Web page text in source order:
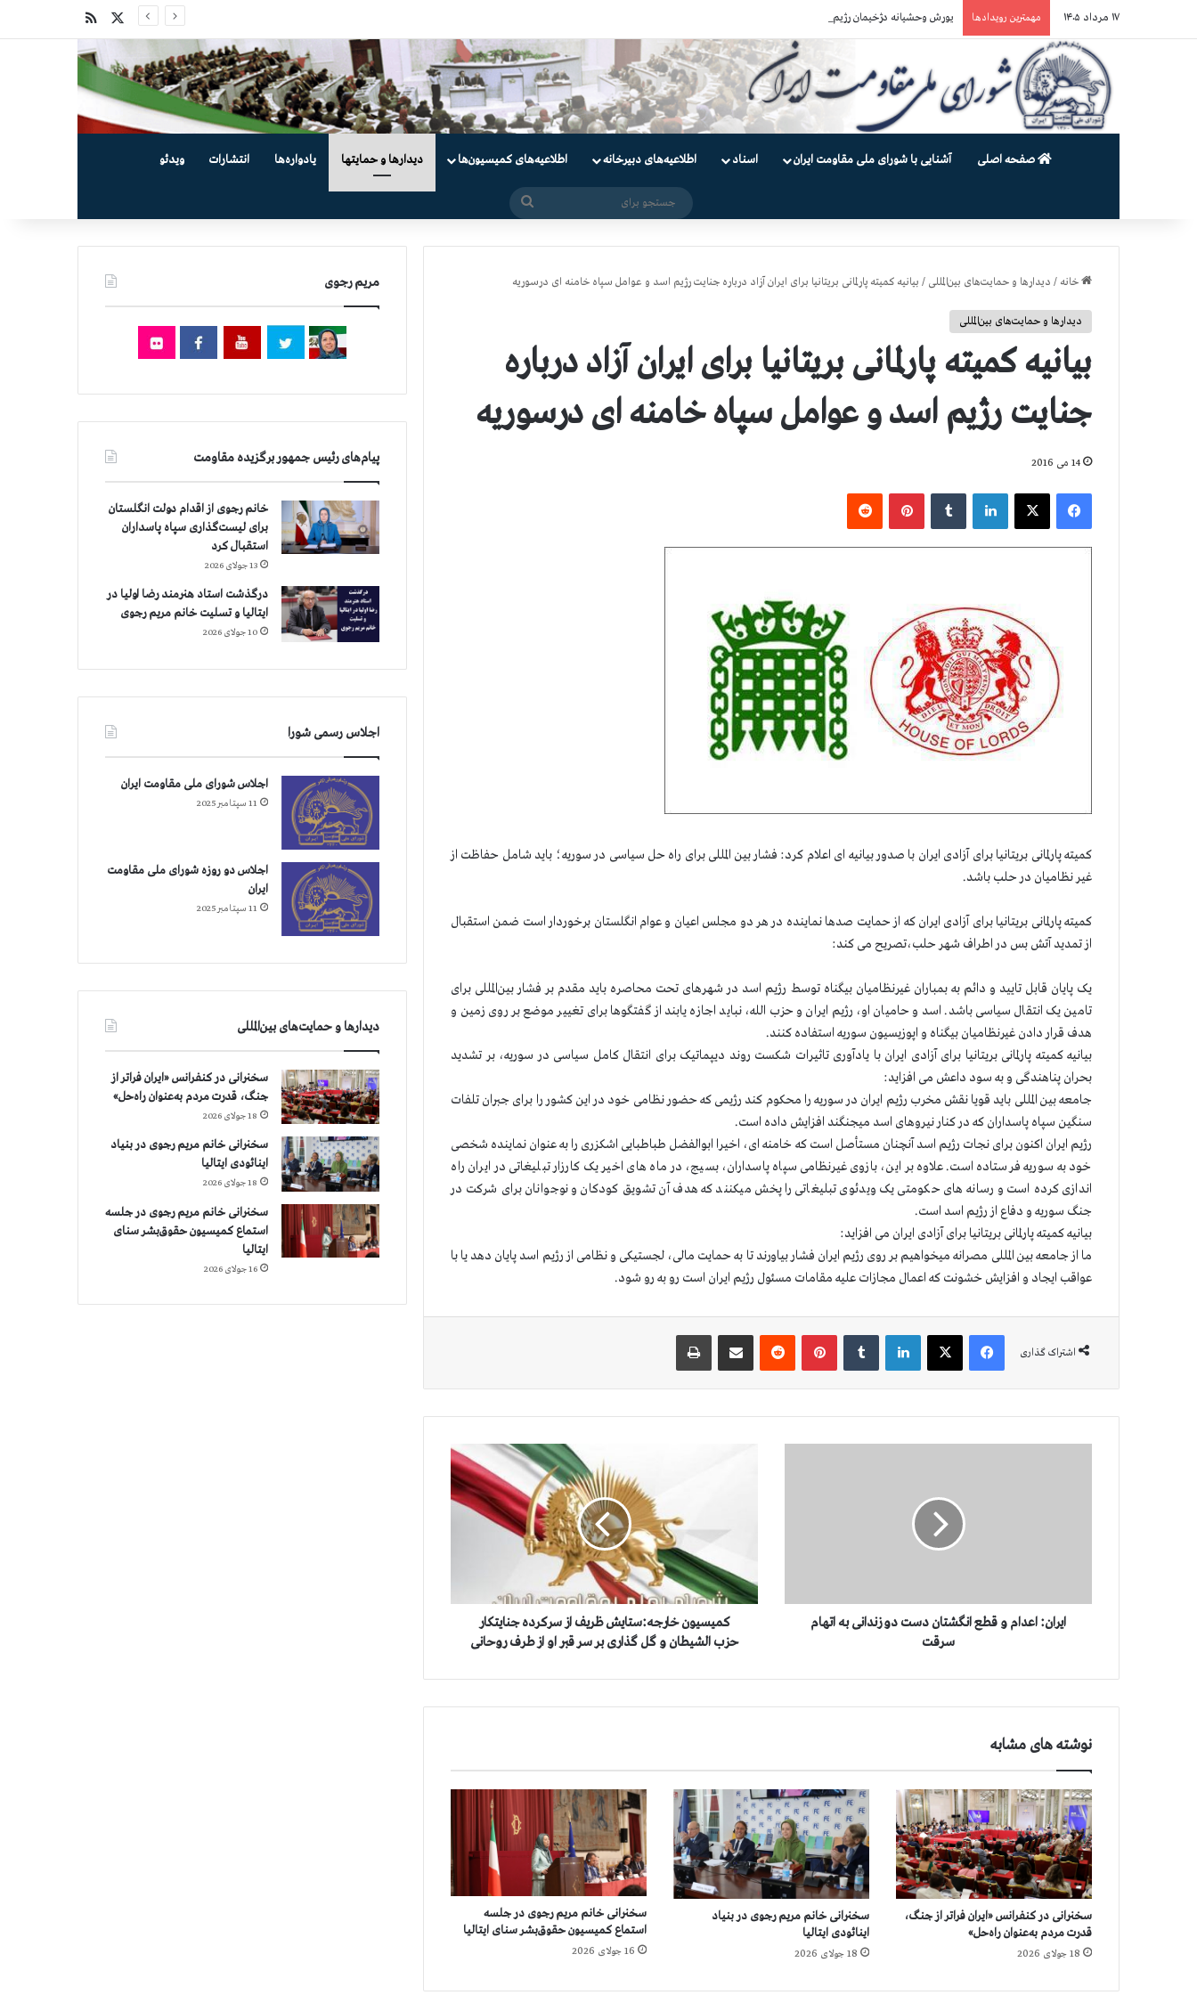
۱۷ مرداد ۱۴۰۵ مهمترین رویدادها یورش وحشیانه دژخیمان رژیم آخوندی به بند ۷ زندان اوین و ضرب‌وجرح زندانیان سیاسی
صفحه اصلی آشنایی با شورای ملی مقاومت ایران اسناد اطلاعیه‌های دبیرخانه اطلاعیه‌های کمیسیون‌‌ها دیدارها و حمایتها یادواره‌ها انتشارات ویدئو
خانه / دیدارها و حمایت‌های بین‌المللی / بیانیه کمیته پارلمانی بریتانیا برای ایران آزاد درباره جنایت رژیم اسد و عوامل سپاه خامنه ای درسوریه
دیدارها و حمایت‌های بین‌المللی
بیانیه کمیته پارلمانی بریتانیا برای ایران آزاد درباره
جنایت رژیم اسد و عوامل سپاه خامنه ای درسوریه
14 می 2016
فیس بوک X ‫پین‌ترست
کمیته پارلمانی بریتانیا برای آزادی ایران با صدور بیانیه ای اعلام کرد: فشار بین المللی برای راه حل سیاسی در سوریه؛ باید شامل حفاظت از
غیر نظامیان در حلب باشد.
کمیته پارلمانی بریتانیا برای آزادی ایران که از حمایت صدها نماینده در هر دو مجلس اعیان و عوام انگلستان برخوردار است ضمن استقبال
از تمدید آتش بس در اطراف شهر حلب،تصریح می کند:
یک پایان قابل تایید و دائم به بمباران غیرنظامیان بیگناه توسط رژیم اسد در شهرهای تحت محاصره باید مقدم بر فشار بین‌المللی برای
تامین یک انتقال سیاسی باشد. اسد و حامیان او، رژیم ایران و حزب الله، نباید اجازه یابند از گفتگوها برای تغییر موضع بر روی زمین و
هدف قرار دادن غیرنظامیان بیگناه و اپوزیسیون سوریه استفاده کنند.
بیانیه کمیته پارلمانی بریتانیا برای آزادی ایران با یادآوری تاثیرات شکست روند دیپماتیک برای انتقال کامل سیاسی در سوریه، بر تشدید
بحران پناهندگی و به سود داعش می افزاید:
جامعه بین المللی باید قویا نقش مخرب رژیم ایران در سوریه را محکوم کند رژیمی که حضور نظامی خود در این کشور را برای جبران تلفات
سنگین سپاه پاسداران که در کنار نیروهای اسد میجنگند افزایش داده است.
رژیم ایران اکنون برای نجات رژیم اسد آنچنان مستأصل است که خامنه ای، اخیرا ابوالفضل طباطبایی اشکزری را به عنوان نماینده شخصی
خود به سوریه فرستاده است. علاوه بر این، بازوی غیرنظامی سپاه پاسداران، بسیج، در ماه های اخیر یک کارزار تبلیغاتی در ایران راه
اندازی کرده است و رسانه های حکومتی یک ویدئوی تبلیغاتی را پخش میکنند که هدف آن تشویق کودکان و نوجوانان برای شرکت در
جنگ سوریه و دفاع از رژیم اسد است.
بیانیه کمیته پارلمانی بریتانیا برای آزادی ایران می افزاید:
ما از جامعه بین المللی مصرانه میخواهیم بر روی رژیم ایران فشار بیاورند تا به حمایت مالی، لجستیکی و نظامی از رژیم اسد پایان دهد یا با
عواقب ایجاد و افزایش خشونت که اعمال مجازات علیه مقامات مسئول رژیم ایران است رو به رو شود.
اشتراک گذاری
فیس بوک X ‫پین‌ترست ‫رددیت
د
ق
ن
گ
ش
ت
ا
ن
د
س
ت
د
و
ز
ایران:‌ اعدام و قطع انگشتان دست دو زندانی به اتهام
سرقت
خ
ا
:
ش
ظ
ر
ی
ف
ا
ز
س
ر
كمیسیون خارجه:ستایش ظریف از سركرده جنایتکار
حزب الشیطان و گل گذاری بر سر قبر او از طرف روحانی
نوشته های مشابه
سخنرانی در کنفرانس «ایران فراتر از جنگ،
قدرت مردم به‌عنوان راه‌حل»
18 جولای 2026
سخنرانی خانم مریم رجوی در بنیاد
اینائودی ایتالیا
18 جولای 2026
سخنرانی خانم مریم رجوی در جلسه
استماع کمیسیون حقوق‌بشر سنای ایتالیا
16 جولای 2026
مریم رجوی
پیام‌های رئیس جمهور برگزیده مقاومت
خانم رجوی از اقدام دولت انگلستان
برای لیست‌گذاری سپاه پاسداران
استقبال کرد
13 جولای 2026
درگذشت استاد هنرمند رضا اولیا در
ایتالیا و تسلیت خانم مریم رجوی
10 جولای 2026
اجلاس رسمی شورا
اجلاس شورای ملی مقاومت ایران
11 سپتامبر 2025
اجلاس دو روزه شورای ملی مقاومت
ایران
11 سپتامبر 2025
دیدارها و حمایت‌های بین‌المللی
سخنرانی در کنفرانس «ایران فراتر از
جنگ، قدرت مردم به‌عنوان راه‌حل»
18 جولای 2026
سخنرانی خانم مریم رجوی در بنیاد
اینائودی ایتالیا
18 جولای 2026
سخنرانی خانم مریم رجوی در جلسه
استماع کمیسیون حقوق‌بشر سنای
ایتالیا
16 جولای 2026